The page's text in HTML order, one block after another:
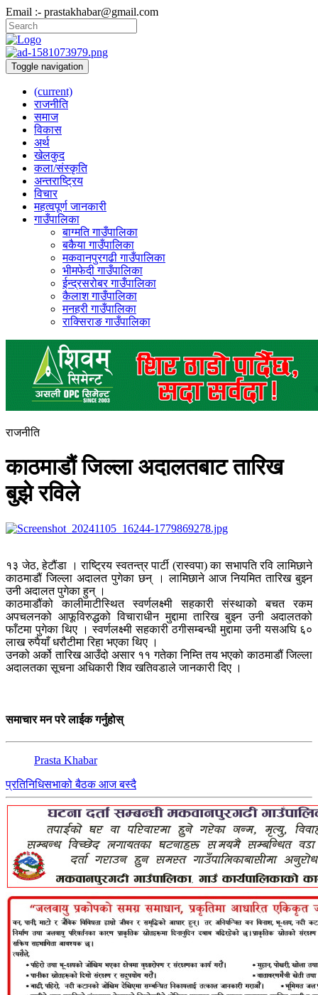
Email :- prastakhabar@gmail.com
Toggle navigation
(current)
राजनीति
समाज
विकास
अर्थ
खेलकुद
कला/संस्कृति
अन्तराष्ट्रिय
विचार
महत्वपूर्ण जानकारी
गाउँपालिका
बाग्मति गाउँपालिका
बकैया गाउँपालिका
मकवानपुरगढी गाउँपालिका
भीमफेदी गाउँपालिका
ईन्द्रसरोबर गाउँपालिका
कैलाश गाउँपालिका
मनहरी गाउँपालिका
राक्सिराङ गाउँपालिका
राजनीति
काठमाडौं जिल्ला अदालतबाट तारिख
बुझे रविले
१३ जेठ, हेटौंडा । राष्ट्रिय स्वतन्त्र पार्टी (रास्वपा) का सभापति रवि लामिछाने
काठमाडौं जिल्ला अदालत पुगेका छन् । लामिछाने आज नियमित तारिख बुझ्न
उनी अदालत पुगेका हुन् ।
काठमाडौंको कालीमाटीस्थित स्वर्णलक्ष्मी सहकारी संस्थाको बचत रकम
अपचलनको आफूविरुद्धको विचाराधीन मुद्दामा तारिख बुझ्न उनी अदालतको
फाँटमा पुगेका थिए । स्वर्णलक्ष्मी सहकारी ठगीसम्बन्धी मुद्दामा उनी यसअघि ६०
लाख रुपैयाँ धरौटीमा रिहा भएका थिए ।
उनको अर्को तारिख आउँदो असार ११ गतेका निम्ति तय भएको काठमाडौं जिल्ला
अदालतका सूचना अधिकारी शिव खतिवडाले जानकारी दिए ।
समाचार मन परे लाईक गर्नुहोस्
Prasta Khabar
प्रतिनिधिसभाको बैठक आज बस्दै